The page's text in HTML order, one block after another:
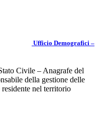
Ufficio Demografici –
Civile – Anagrafe del
della gestione delle
nel territorio